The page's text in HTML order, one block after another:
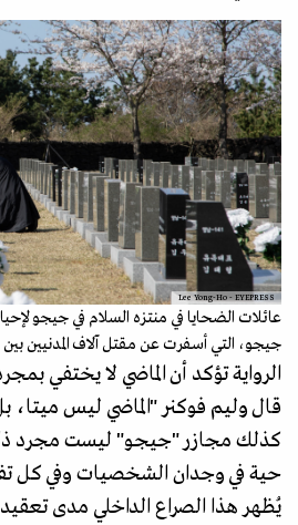
Lee Yong-Ho - EYEPRESS
جيجو، التي أسفرت عن مقتل آلاف المدنيين بين 1948 و1954
الرواية تؤكد أن الماضي لا يختفي
قال وليم فوكنر "الماضي ليس
كذلك مجازر "جيجو" ليست مجرد
حية في وجدان الشخصيات وفي كل
يُظهر هذا الصراع الداخلي مدى